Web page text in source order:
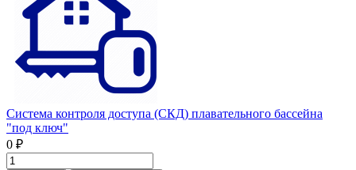
Система контроля доступа (СКД) плавательного бассейна
"под ключ"
0 ₽